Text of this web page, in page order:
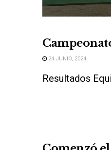
24 JUNIO, 2024
Resultados